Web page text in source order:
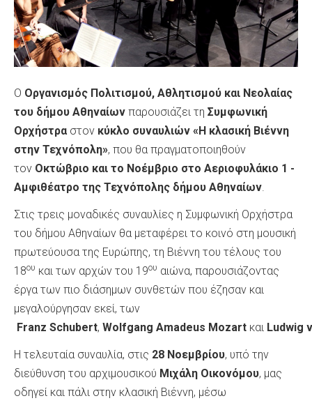
Ο Οργανισμός Πολιτισμού, Αθλητισμού και Νεολαίας
του δήμου Αθηναίων παρουσιάζει τη Συμφωνική
Ορχήστραστον κύκλο συναυλιών «Η κλασική Βιέννη
στην Τεχνόπολη», που θα πραγματοποιηθούν
τον Οκτώβριο και το Νοέμβριο στο Αεριοφυλάκιο 1 -
Αμφιθέατρο της Τεχνόπολης δήμου Αθηναίων.
Στις τρεις μοναδικές συναυλίες η Συμφωνική Ορχήστρα
του δήμου Αθηναίων θα μεταφέρει το κοινό στη μουσική
πρωτεύουσα της Ευρώπης, τη Βιέννη του τέλους του
18ου και των αρχών του 19ου αιώνα, παρουσιάζοντας
έργα των πιο διάσημων συνθετών που έζησαν και
μεγαλούργησαν εκεί, των
Franz Schubert, Wolfgang Amadeus Mozart και Ludwig
Η τελευταία συναυλία, στις 28 Νοεμβρίου, υπό την
διεύθυνση του αρχιμουσικού Μιχάλη Οικονόμου, μας
οδηγεί και πάλι στην κλασική Βιέννη, μέσω